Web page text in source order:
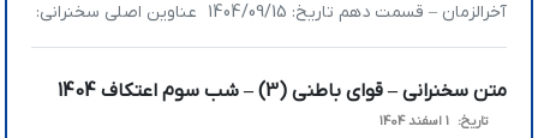
آخرالزمان – قسمت دهم تاریخ: 1404/09/15 عناوین اصلی سخنرانی:
» واگذاری پست­‌های تخصصی به افراد غیر متخصص، لطمه بزرگی به
برخورد کرد؟ » اگر ما منظومه‌ فکری دشمن را نفهمیم اشتباه عمل
می‌کنیم […]
متن سخنرانی – قوای باطنی (3) – شب سوم اعتکاف 1404
تاریخ: 1 اسفند 1404